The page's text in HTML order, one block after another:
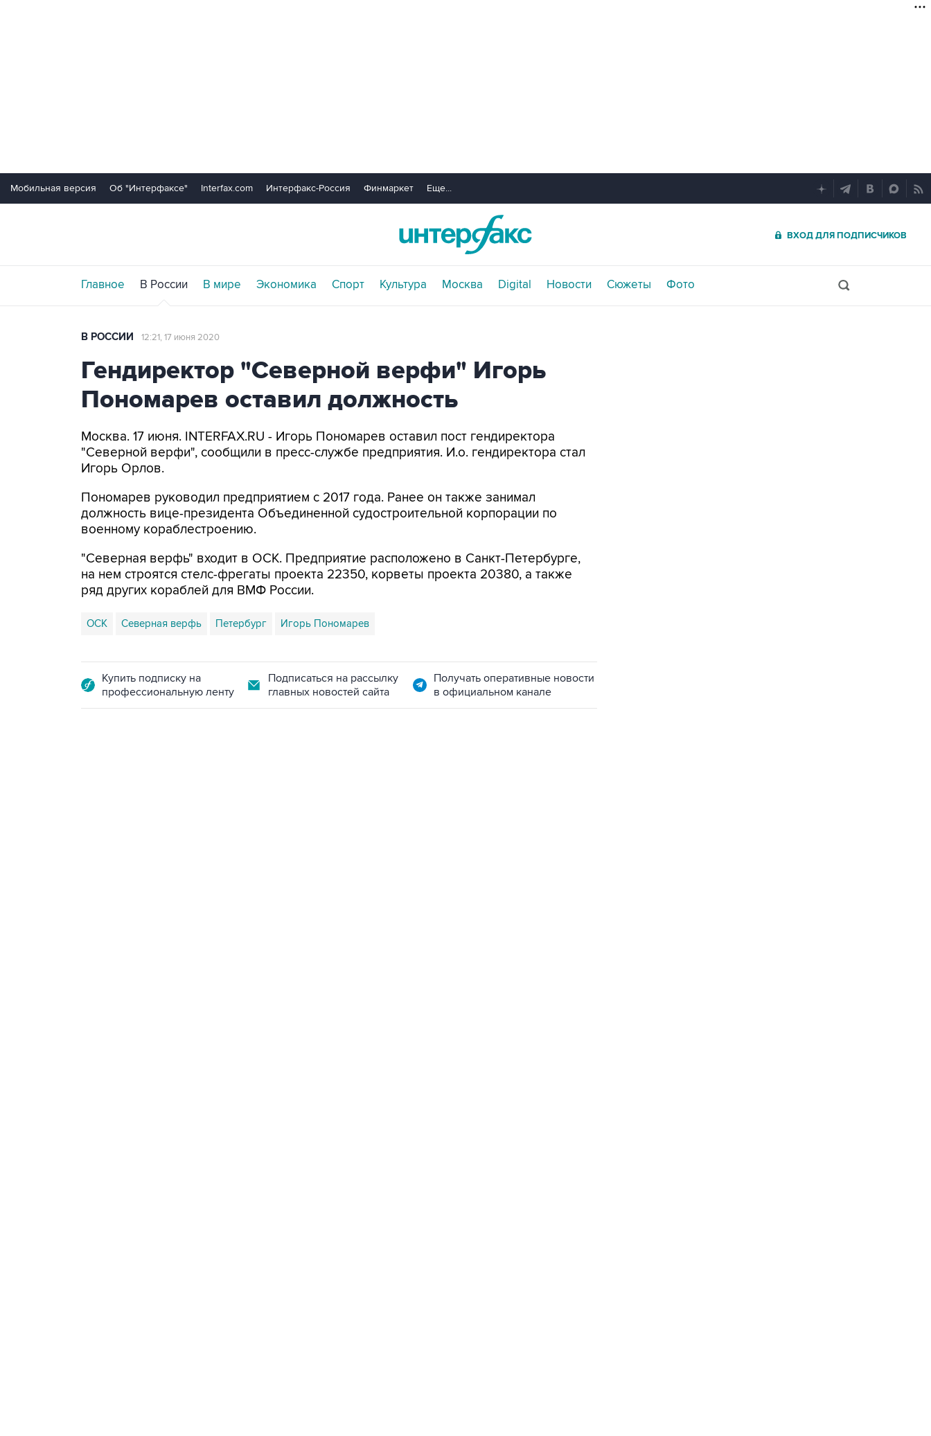
Мобильная версия Об "Интерфаксе" Interfax.com Интерфакс-Россия Финмаркет Еще...
ВХОД ДЛЯ ПОДПИСЧИКОВ
Главное В России В мире Экономика Спорт Культура Москва Digital Новости Сюжеты Фото
В РОССИИ 12:21, 17 июня 2020
Гендиректор "Северной верфи" Игорь
Пономарев оставил должность
Москва. 17 июня. INTERFAX.RU - Игорь Пономарев оставил пост гендиректора
"Северной верфи", сообщили в пресс-службе предприятия. И.о. гендиректора стал
Игорь Орлов.
Пономарев руководил предприятием с 2017 года. Ранее он также занимал
должность вице-президента Объединенной судостроительной корпорации по
военному кораблестроению.
"Северная верфь" входит в ОСК. Предприятие расположено в Санкт-Петербурге,
на нем строятся стелс-фрегаты проекта 22350, корветы проекта 20380, а также
ряд других кораблей для ВМФ России.
ОСК Северная верфь Петербург Игорь Пономарев
Купить подписку на
профессиональную ленту
Подписаться на рассылку
главных новостей сайта
Получать оперативные новости
в официальном канале